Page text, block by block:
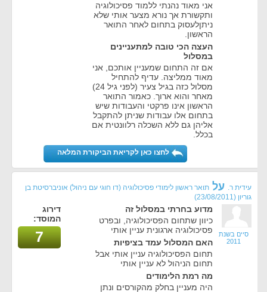
אני מאוד נהנתי ללמוד פסיכולוגיה
ותקשורת אך נורא מצער אותי שלא
ניתןלעסוק בתחום לאחר התואר
הראשון.
העצה הכי טובה למתעניינים
במסלול
אם זה התחום שמעניין אותכם, אני
מאוד ממליצה. עדיף להתחיל
מסלול כזה בגיל צעיר (לפני גיל 24)
מאחר והוא ארוך. כאמור התואר
הראשון אינו פרקטי והעבודות שיש
בתחום אלו עבודות שניתן להתקבל
אליהן גם ללא השכלה רלוונטית אם
בכלל.
לחצו כאן לקריאת הביקורת המלאה
עידית ר. על תואר ראשון לימודי פסיכולוגיה (דו חוגי עם ניהול) אוניברסיטת בן
גוריון (23/08/2011)
סיים בשנת
2011
מדוע בחרתי במסלול זה
כיוון שתחום הפסיכולוגיה, ובפרט
פסיכולוגיה ארגונית עניין אותי
האם המסלול עמד בציפיות
תחום הפסיכולוגיה עניין אותי אבל
תחום הניהול לא עניין אותי
מה רמת הלימודים
היה מעניין בחלק מהקורסים ונתן
דירוג
המוסד:
7